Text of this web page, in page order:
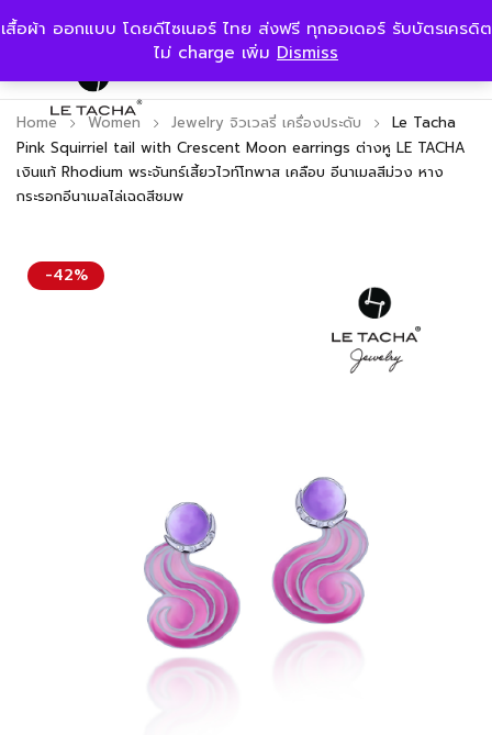
เสื้อผ้า ออกแบบ โดยดีไซเนอร์ ไทย ส่งฟรี ทุกออเดอร์ รับบัตรเครดิต
ไม่ charge เพิ่ม Dismiss
Home Women Jewelry จิวเวลรี่ เครื่องประดับ
Le Tacha
Pink Squirriel tail with Crescent Moon earrings ต่างหู LE TACHA
เงินแท้ Rhodium พระจันทร์เสี้ยวไวท์โทพาส เคลือบ อีนาเมลสีม่วง หาง
กระรอกอีนาเมลไล่เฉดสีชมพ
-42%